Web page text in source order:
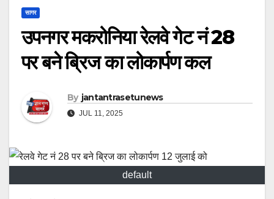
सागर
उपनगर मकरोनिया रेलवे गेट नं 28
पर बने ब्रिज का लोकार्पण कल
By jantantrasetunews
JUL 11, 2025
default